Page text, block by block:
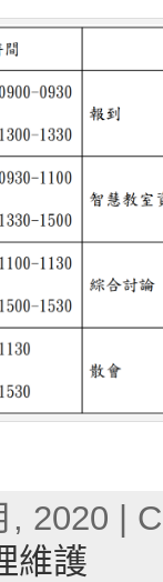
, 2020 |
維護